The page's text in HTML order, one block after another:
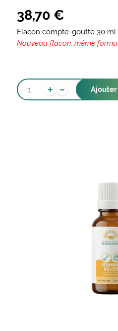
38,70 €
Flacon compte-goutte 30 ml
Nouveau flacon, même
QUANTITÉ
DE
+ -